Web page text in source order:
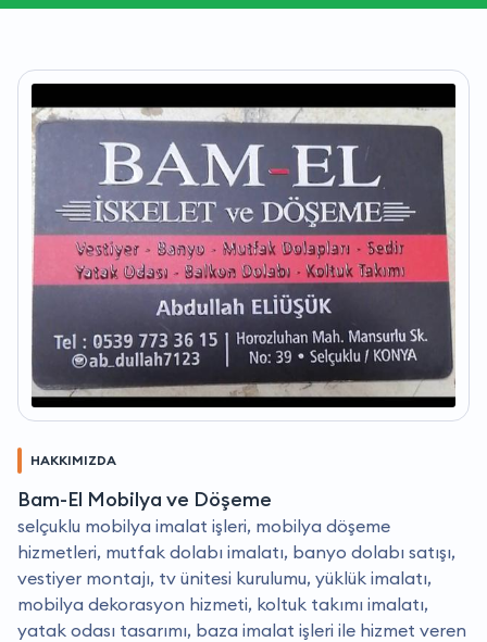
HAKKIMIZDA
Bam-El Mobilya ve Döşeme
selçuklu mobilya imalat işleri, mobilya döşeme
hizmetleri, mutfak dolabı imalatı, banyo dolabı satışı,
vestiyer montajı, tv ünitesi kurulumu, yüklük imalatı,
mobilya dekorasyon hizmeti, koltuk takımı imalatı,
yatak odası tasarımı, baza imalat işleri ile hizmet veren